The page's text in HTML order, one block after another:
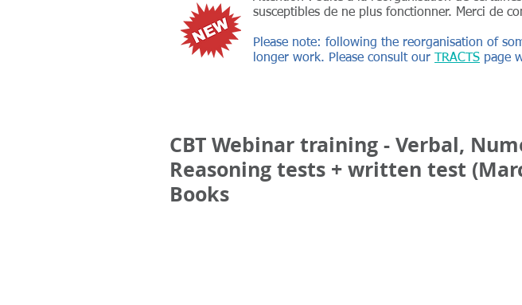
susceptibles de ne plus fonctionner. Merci de
Please note: following the reorganisation of
longer work. Please consult our
TRACTS page
CBT Webinar training - Verbal,
Reasoning tests + written test
Books